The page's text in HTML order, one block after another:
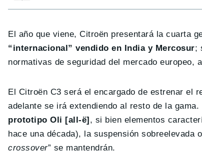
El año que viene, Citroën presentará la cuarta
“internacional” vendido en India y Mercosur;
normativas de seguridad del mercado
El Citroën C3 será el encargado de estrenar el
adelante se irá extendiendo al resto de la gama.
prototipo Oli [all-ë] , si bien elementos
hace una década), la suspensión
crossover” se mantendrán.